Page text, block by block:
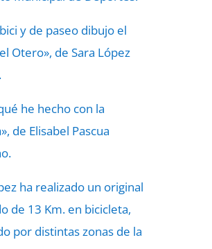
y de paseo dibujo el
Otero», de Sara López
he hecho con la
de Elisabel Pascua
ha realizado un original
de 13 Km. en bicicleta,
por distintas zonas de la